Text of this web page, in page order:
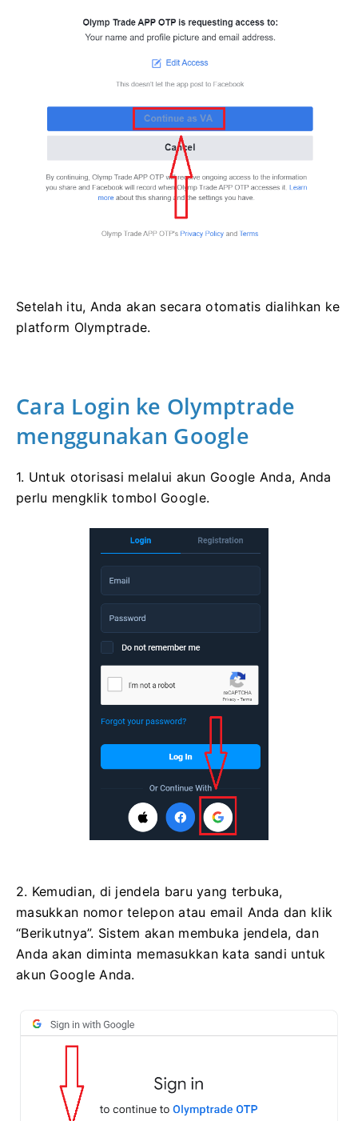
Setelah itu, Anda akan secara otomatis dialihkan ke
platform Olymptrade.
Cara Login ke Olymptrade
menggunakan Google
1. Untuk otorisasi melalui akun Google Anda, Anda
perlu mengklik tombol Google.
2. Kemudian, di jendela baru yang terbuka,
masukkan nomor telepon atau email Anda dan klik
“Berikutnya”. Sistem akan membuka jendela, dan
Anda akan diminta memasukkan kata sandi untuk
akun Google Anda.